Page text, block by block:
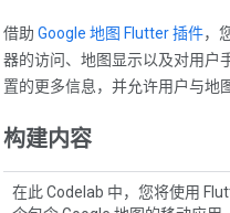
借助 Google 地图 Flutter 插件，
器的访问、地图显示以及对用户
置的更多信息，并允许用户与地
构建内容
在此 Codelab 中，您将使用